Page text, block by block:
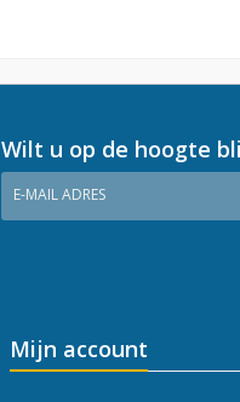
Wilt u op de hoogte
E-MAIL ADRES
Mijn account